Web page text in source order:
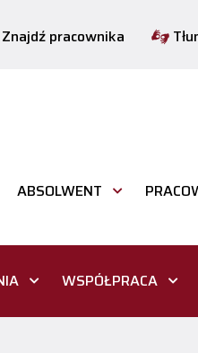
Znajdź pracownika
ABSOLWENT
WSPÓŁPRACA